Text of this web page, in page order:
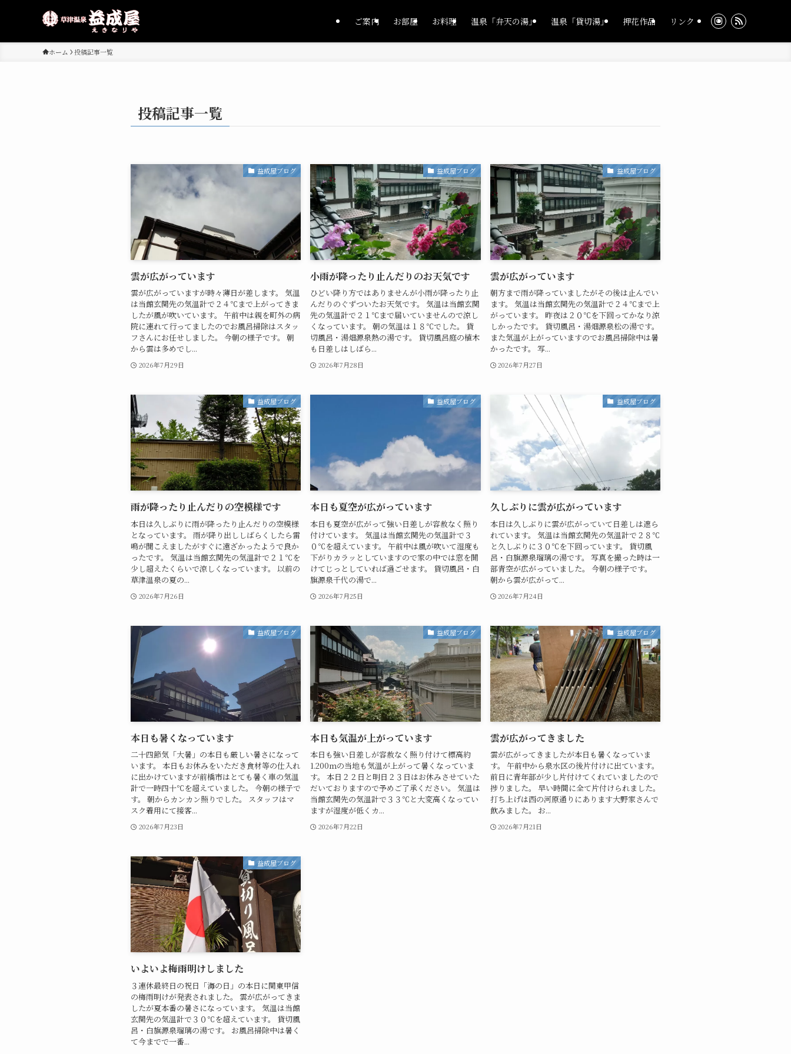
ご案内 お部屋 お料理 温泉「弁天の湯」 温泉「貸切湯」 押花作品 リンク
ホーム 投稿記事一覧
投稿記事一覧
益成屋ブログ
雲が広がっています
雲が広がっていますが時々薄日が差します。 気温
は当館玄関先の気温計で２４℃まで上がってきま
したが風が吹いています。 午前中は親を町外の病
院に連れて行ってましたのでお風呂掃除はスタッ
フさんにお任せしました。 今朝の様子です。 朝
から雲は多めでし...
2026年7月29日
益成屋ブログ
小雨が降ったり止んだりのお天気です
ひどい降り方ではありませんが小雨が降ったり止
んだりのぐずついたお天気です。 気温は当館玄関
先の気温計で２１℃まで届いていませんので涼し
くなっています。 朝の気温は１８℃でした。 貸
切風呂・湯畑源泉熱の湯です。 貸切風呂庭の植木
も日差しはしばら...
2026年7月28日
益成屋ブログ
雲が広がっています
朝方まで雨が降っていましたがその後は止んでい
ます。 気温は当館玄関先の気温計で２４℃まで上
がっています。 昨夜は２０℃を下回ってかなり涼
しかったです。 貸切風呂・湯畑源泉松の湯です。
また気温が上がっていますのでお風呂掃除中は暑
かったです。 写...
2026年7月27日
益成屋ブログ
雨が降ったり止んだりの空模様です
本日は久しぶりに雨が降ったり止んだりの空模様
となっています。 雨が降り出ししばらくしたら雷
鳴が聞こえましたがすぐに遠ざかったようで良か
ったです。 気温は当館玄関先の気温計で２１℃を
少し超えたくらいで涼しくなっています。 以前の
草津温泉の夏の...
2026年7月26日
益成屋ブログ
本日も夏空が広がっています
本日も夏空が広がって強い日差しが容赦なく照り
付けています。 気温は当館玄関先の気温計で３
０℃を超えています。 午前中は風が吹いて湿度も
下がりカラッとしていますので家の中では窓を開
けてじっとしていれば過ごせます。 貸切風呂・白
旗源泉千代の湯で...
2026年7月25日
益成屋ブログ
久しぶりに雲が広がっています
本日は久しぶりに雲が広がっていて日差しは遮ら
れています。 気温は当館玄関先の気温計で２８℃
と久しぶりに３０℃を下回っています。 貸切風
呂・白旗源泉瑠璃の湯です。 写真を撮った時は一
部青空が広がっていました。 今朝の様子です。
朝から雲が広がって...
2026年7月24日
益成屋ブログ
本日も暑くなっています
二十四節気「大暑」の本日も厳しい暑さになって
います。 本日もお休みをいただき食材等の仕入れ
に出かけていますが前橋市はとても暑く車の気温
計で一時四十℃を超えていました。 今朝の様子で
す。 朝からカンカン照りでした。 スタッフはマ
スク着用にて接客...
2026年7月23日
益成屋ブログ
本日も気温が上がっています
本日も強い日差しが容赦なく照り付けて標高約
1.200ｍの当地も気温が上がって暑くなっていま
す。 本日２２日と明日２３日はお休みさせていた
だいておりますので予めご了承ください。 気温は
当館玄関先の気温計で３３℃と大変高くなってい
ますが湿度が低くカ...
2026年7月22日
益成屋ブログ
雲が広がってきました
雲が広がってきましたが本日も暑くなっていま
す。 午前中から泉水区の後片付けに出ています。
前日に青年部が少し片付けてくれていましたので
捗りました。 早い時間に全て片付けられました。
打ち上げは西の河原通りにあります大野家さんで
飲みました。 お...
2026年7月21日
益成屋ブログ
いよいよ梅雨明けしました
３連休最終日の祝日「海の日」の本日に関東甲信
の梅雨明けが発表されました。 雲が広がってきま
したが夏本番の暑さになっています。 気温は当館
玄関先の気温計で３０℃を超えています。 貸切風
呂・白旗源泉瑠璃の湯です。 お風呂掃除中は暑く
て今までで一番...